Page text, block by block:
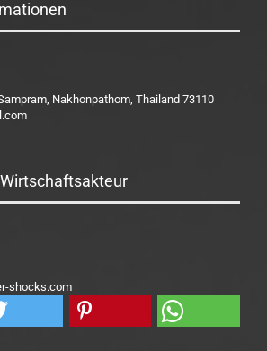
Nakhonpathom, Thailand 73110
shocks.com